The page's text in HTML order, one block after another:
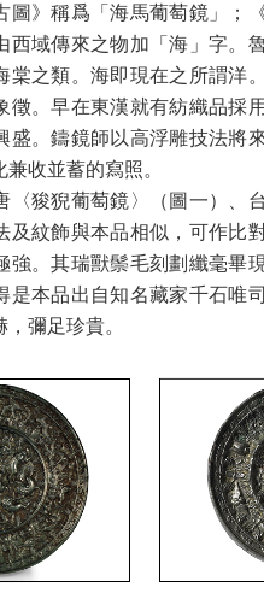
圖》稱爲「海馬葡萄鏡」；
西域傳來之物加「海」字。
棠之類。海即現在之所謂洋
徵。早在東漢就有紡織品採
盛。鑄鏡師以高浮雕技法將
收並蓄的寫照。
〈狻猊葡萄鏡〉（圖一）、
及紋飾與本品相似，可作比
強。其瑞獸鬃毛刻劃纖毫畢
是本品出自知名藏家千石唯
彌足珍貴。